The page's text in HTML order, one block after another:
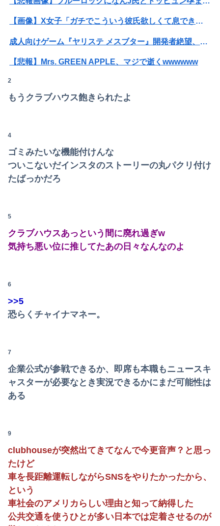
Powered by livedoor 相互RSS
【画像】X女子「ガチでこういう彼氏欲しくて息できん」 2000万バズ
成人向けゲーム『ヤリステ メスブター』開発者絶望、銀行がsteamからの入金を拒否→金が入ってなくても売上金額分の納税義務あり
【悲報】Mrs. GREEN APPLE、マジで逝くwwwwww
【速報】"見せブラ"女神、現る♡♡♡♡
【動画】女子「勃ってんじゃん笑」男子「うるさい//」女子「キャハハ！」→フ●ラ開始ｗｗｗｗｗｗｗｗｗｗ
【王座戦】
ウクライナ軍参謀本部「今年のロシア軍死傷者24万人…新規兵力の募集規模を上回る」！
【動画】まんさん、半裸でベリーダンスを踊ってしまうｗｗｗｗｗｗｗｗｗ
ジャンポケ斉藤の被害女性「バウムクーヘン売ったりTikTokライブしててムカついたから示談しなかった」
2
もうクラブハウス飽きられたよ
4
ゴミみたいな機能付けんな
ついこないだインスタのストーリーの丸パクリ付け
たばっかだろ
5
クラブハウスあっという間に廃れ過ぎw
気持ち悪い位に推してたあの日々なんなのよ
6
>>5
恐らくチャイナマネー。
7
企業公式が参戦できるか、即席も本職もニュースキ
ャスターが必要なとき実況できるかにまだ可能性は
ある
9
clubhouseが突然出てきてなんで今更音声？と思っ
たけど
車を長距離運転しながらSNSをやりたかったから、
という
車社会のアメリカらしい理由と知って納得した
公共交通を使うひとが多い日本では定着させるのが